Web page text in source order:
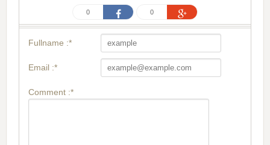
0 0
Fullname :*
Email :*
Comment :*